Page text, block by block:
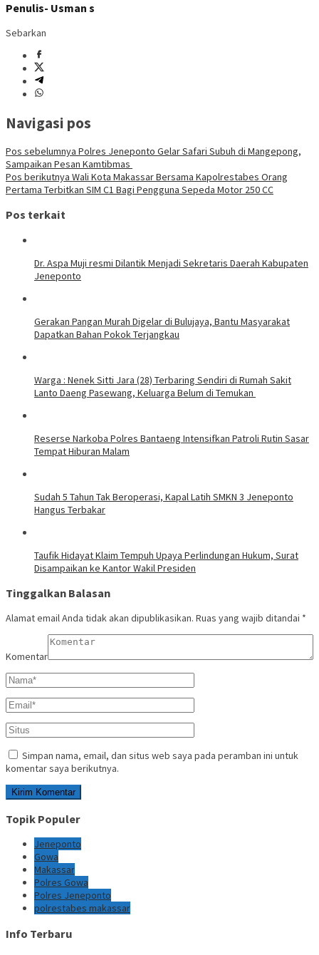
Penulis- Usman s
Sebarkan
Navigasi pos
Pos sebelumnya Polres Jeneponto Gelar Safari Subuh di Mangepong,
Sampaikan Pesan Kamtibmas ‎
Pos berikutnya Wali Kota Makassar Bersama Kapolrestabes Orang
Pertama Terbitkan SIM C1 Bagi Pengguna Sepeda Motor 250 CC
Pos terkait
Dr. Aspa Muji resmi Dilantik Menjadi Sekretaris Daerah Kabupaten
Jeneponto
Gerakan Pangan Murah Digelar di Bulujaya, Bantu Masyarakat
Dapatkan Bahan Pokok Terjangkau
Warga : Nenek Sitti Jara (28) Terbaring Sendiri di Rumah Sakit
Lanto Daeng Pasewang, Keluarga Belum di Temukan
Reserse Narkoba Polres Bantaeng Intensifkan Patroli Rutin Sasar
Tempat Hiburan Malam
Sudah 5 Tahun Tak Beroperasi, Kapal Latih SMKN 3 Jeneponto
Hangus Terbakar
Taufik Hidayat Klaim Tempuh Upaya Perlindungan Hukum, Surat
Disampaikan ke Kantor Wakil Presiden
Tinggalkan Balasan
Alamat email Anda tidak akan dipublikasikan. Ruas yang wajib ditandai *
Komentar
Simpan nama, email, dan situs web saya pada peramban ini untuk
komentar saya berikutnya.
Topik Populer
Jeneponto
Gowa
Makassar
Polres Gowa
Polres Jeneponto
polrestabes makassar
Info Terbaru